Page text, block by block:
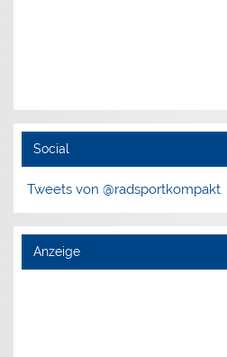
Social
Tweets von @radsportkompakt
Anzeige